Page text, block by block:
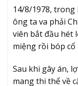
14/8/1978, trong
ông ta va phải
viên bắt đầu hét
miệng rồi bóp cổ
Sau khi gây án,
mang thi thể về